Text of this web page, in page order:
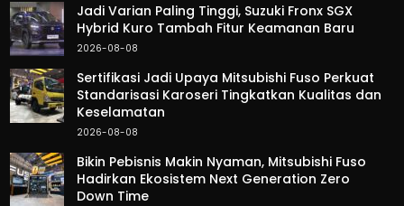
Jadi Varian Paling Tinggi, Suzuki Fronx SGX
Hybrid Kuro Tambah Fitur Keamanan Baru
2026-08-08
Sertifikasi Jadi Upaya Mitsubishi Fuso Perkuat
Standarisasi Karoseri Tingkatkan Kualitas dan
Keselamatan
2026-08-08
Bikin Pebisnis Makin Nyaman, Mitsubishi Fuso
Hadirkan Ekosistem Next Generation Zero
Down Time